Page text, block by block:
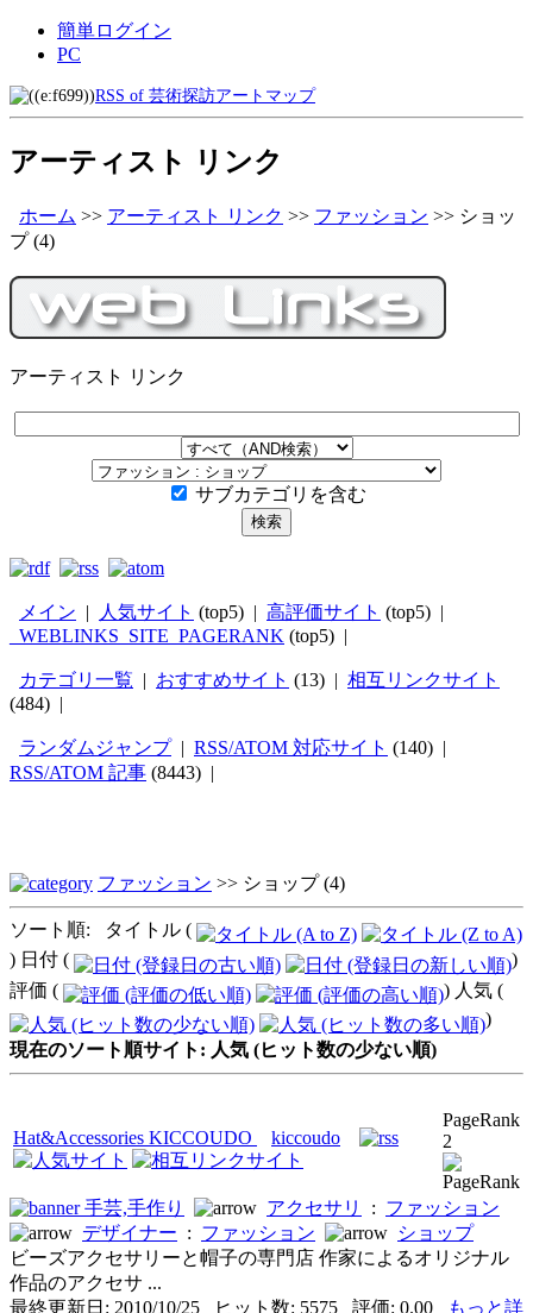
簡単ログイン
PC
RSS of 芸術探訪アートマップ
アーティスト リンク
ホーム >> アーティスト リンク >> ファッション >> ショッ
プ(4)
アーティスト リンク
サブカテゴリを含む
メイン | 人気サイト (top5) | 高評価サイト (top5) |
_WEBLINKS_SITE_PAGERANK (top5) |
カテゴリ一覧 | おすすめサイト (13) | 相互リンクサイト
(484) |
ランダムジャンプ| RSS/ATOM 対応サイト (140) |
RSS/ATOM 記事 (8443) |
ファッション >> ショップ(4)
ソート順: タイトル (
) 日付 (
)
評価 (
) 人気 (
)
現在のソート順サイト: 人気 (ヒット数の少ない順)
Hat&Accessories KICCOUDO kiccoudo
PageRank
2
手芸,手作り アクセサリ : ファッション
デザイナー : ファッション
ショップ
ビーズアクセサリーと帽子の専門店 作家によるオリジナル
作品のアクセサ ...
最終更新日: 2010/10/25 ヒット数: 5575 評価: 0.00
もっと詳